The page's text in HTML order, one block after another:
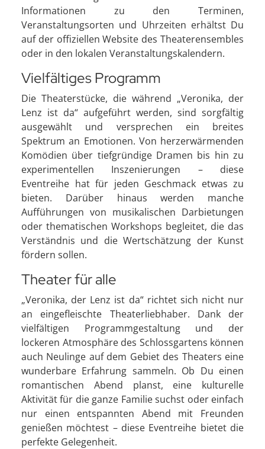
Informationen zu den Terminen,
Veranstaltungsorten und Uhrzeiten erhältst Du
auf der offiziellen Website des Theaterensembles
oder in den lokalen Veranstaltungskalendern.
Vielfältiges Programm
Die Theaterstücke, die während „Veronika, der
Lenz ist da“ aufgeführt werden, sind sorgfältig
ausgewählt und versprechen ein breites
Spektrum an Emotionen. Von herzerwärmenden
Komödien über tiefgründige Dramen bis hin zu
experimentellen Inszenierungen – diese
Eventreihe hat für jeden Geschmack etwas zu
bieten. Darüber hinaus werden manche
Aufführungen von musikalischen Darbietungen
oder thematischen Workshops begleitet, die das
Verständnis und die Wertschätzung der Kunst
fördern sollen.
Theater für alle
„Veronika, der Lenz ist da“ richtet sich nicht nur
an eingefleischte Theaterliebhaber. Dank der
vielfältigen Programmgestaltung und der
lockeren Atmosphäre des Schlossgartens können
auch Neulinge auf dem Gebiet des Theaters eine
wunderbare Erfahrung sammeln. Ob Du einen
romantischen Abend planst, eine kulturelle
Aktivität für die ganze Familie suchst oder einfach
nur einen entspannten Abend mit Freunden
genießen möchtest – diese Eventreihe bietet die
perfekte Gelegenheit.